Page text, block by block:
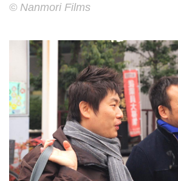
© Nanmori Films